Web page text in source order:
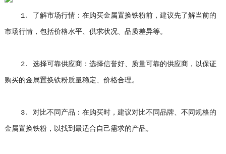
1. 了解市场行情：在购买金属置换铁粉前，建议先了解当前的
市场行情，包括价格水平、供求状况、品质差异等。
2. 选择可靠供应商：选择信誉好、质量可靠的供应商，以保证
购买的金属置换铁粉质量稳定、价格合理。
3. 对比不同产品：在购买时，建议对比不同品牌、不同规格的
金属置换铁粉，以找到最适合自己需求的产品。